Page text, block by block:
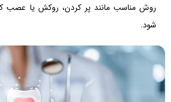
روش مناسب مانند پر کردن، روکش یا عصب
شود.